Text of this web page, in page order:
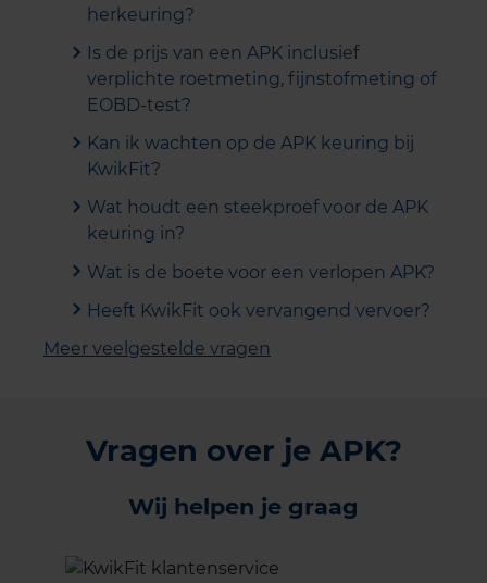
herkeuring?
Is de prijs van een APK inclusief
verplichte roetmeting, fijnstofmeting of
EOBD-test?
Kan ik wachten op de APK keuring bij
KwikFit?
Wat houdt een steekproef voor de APK
keuring in?
Wat is de boete voor een verlopen APK?
Heeft KwikFit ook vervangend vervoer?
Meer veelgestelde vragen
Vragen over je APK?
Wij helpen je graag